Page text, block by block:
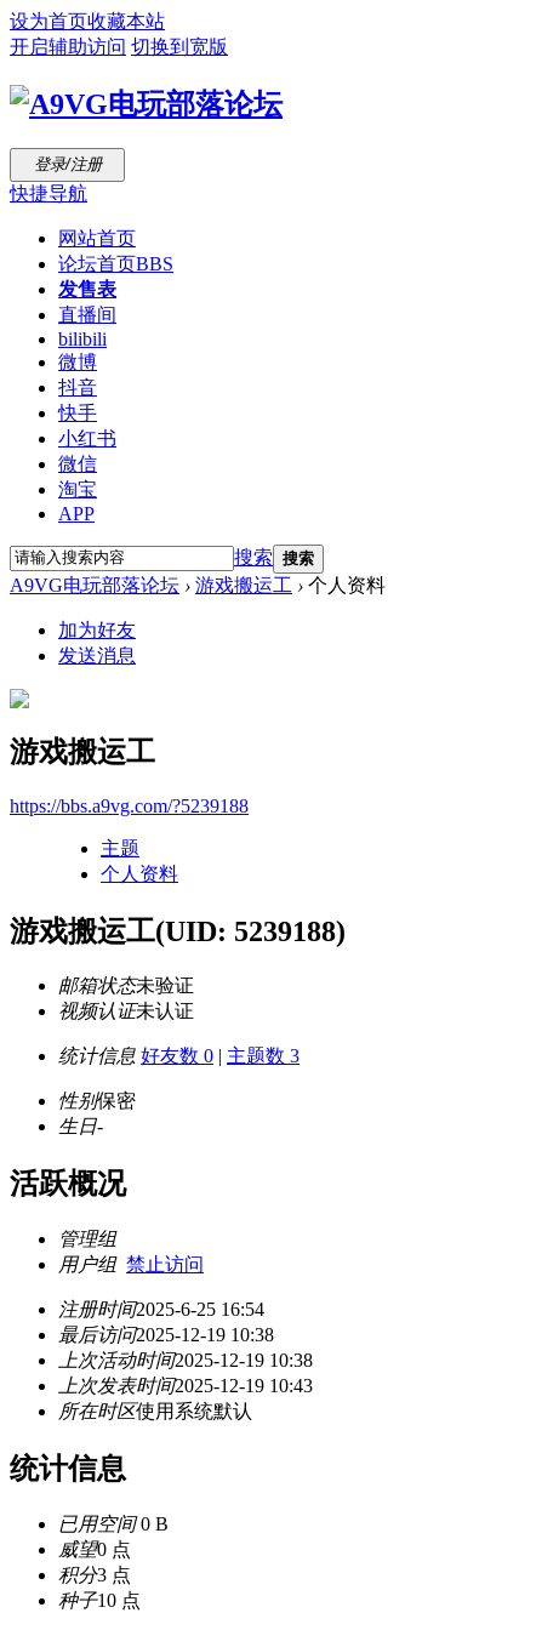
设为首页收藏本站
开启辅助访问 切换到宽版
登录/注册
快捷导航
网站首页
论坛首页BBS
发售表
直播间
bilibili
微博
抖音
快手
小红书
微信
淘宝
APP
搜索 搜索
A9VG电玩部落论坛 › 游戏搬运工 › 个人资料
加为好友
发送消息
游戏搬运工
https://bbs.a9vg.com/?5239188
主题
个人资料
游戏搬运工(UID: 5239188)
邮箱状态未验证
视频认证未认证
统计信息 好友数 0 | 主题数 3
性别保密
生日-
活跃概况
管理组
用户组 禁止访问
注册时间2025-6-25 16:54
最后访问2025-12-19 10:38
上次活动时间2025-12-19 10:38
上次发表时间2025-12-19 10:43
所在时区使用系统默认
统计信息
已用空间0 B
威望0 点
积分3 点
种子10 点